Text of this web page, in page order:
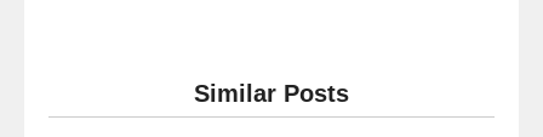
Similar Posts